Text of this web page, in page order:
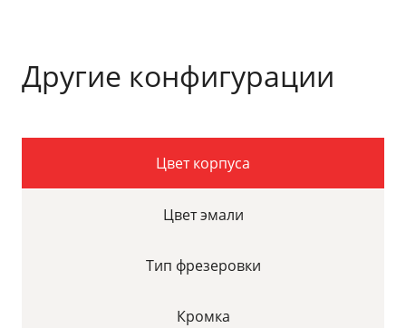
Другие конфигурации
Цвет корпуса
Цвет эмали
Тип фрезеровки
Кромка